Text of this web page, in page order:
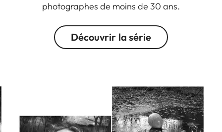
photographes de moins de 30 ans.
Découvrir la série